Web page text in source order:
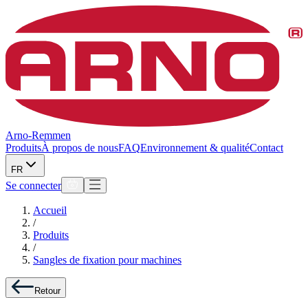
Arno-Remmen
ProduitsÀ propos de nousFAQEnvironnement & qualitéContact
FR
Se connecter
Accueil
/
Produits
/
Sangles de fixation pour machines
Retour